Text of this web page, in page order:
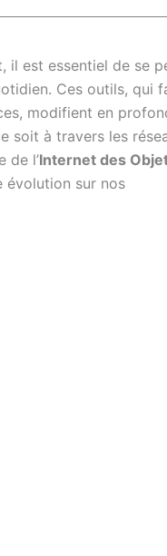
il est essentiel de se
Ces outils, qui
modifient en
soit à travers les
de l’Internet des
évolution sur nos